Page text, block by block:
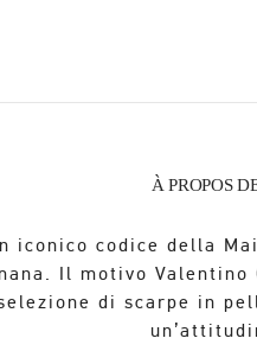
À PROPOS
iconico codice della
Il motivo Valentino
di scarpe in